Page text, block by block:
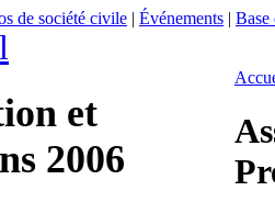
de société civile | Événements | Base
et
2006